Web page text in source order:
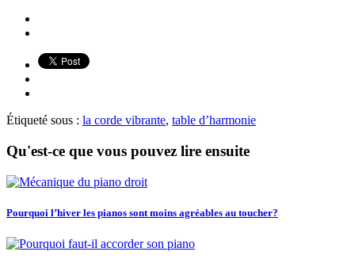
Étiqueté sous : la corde vibrante, table d’harmonie
Qu'est-ce que vous pouvez lire ensuite
Pourquoi l’hiver les pianos sont moins agréables au toucher?